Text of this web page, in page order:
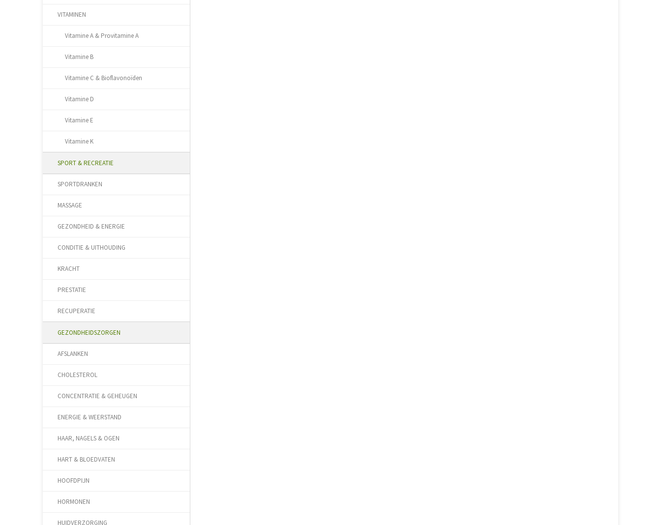
VITAMINEN
Vitamine A & Provitamine A
Vitamine B
Vitamine C & Bioflavonoïden
Vitamine D
Vitamine E
Vitamine K
SPORT & RECREATIE
SPORTDRANKEN
MASSAGE
GEZONDHEID & ENERGIE
CONDITIE & UITHOUDING
KRACHT
PRESTATIE
RECUPERATIE
GEZONDHEIDSZORGEN
AFSLANKEN
CHOLESTEROL
CONCENTRATIE & GEHEUGEN
ENERGIE & WEERSTAND
HAAR, NAGELS & OGEN
HART & BLOEDVATEN
HOOFDPIJN
HORMONEN
HUIDVERZORGING